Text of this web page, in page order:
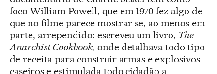
foco William Powell, que em 1970 fez algo de
que no filme parece mostrar-se, ao menos em
parte, arrependido: escreveu um livro, The
Anarchist Cookbook, onde detalhava todo tipo
de receita para construir armas e explosivos
caseiros e estimulada todo cidadão a